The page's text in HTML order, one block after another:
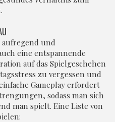
aufregend und
eine entspannende
auf das Spielgeschehen
zu vergessen und
Gameplay erfordert
sodass man sich
man spielt. Eine Liste von